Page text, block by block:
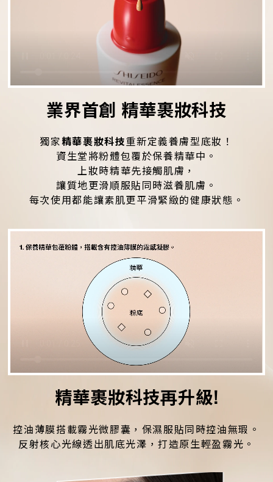
業界首創 精華裹妝科技
獨家精華裹妝科技重新定義養膚型底妝！
資生堂將粉體包覆於保養精華中。
上妝時精華先接觸肌膚，
讓質地更滑順服貼同時滋養肌膚。
每次使用都能讓素肌更平滑緊緻的健康狀態。
精華裹妝科技再升級!
控油薄膜搭載霧光微膠囊，保濕服貼同時控油無瑕。
反射核心光線透出肌底光澤，打造原生輕盈霧光。